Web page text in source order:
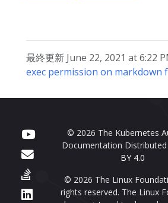
最終更新 June 22, 2021 at 6:22
exec permission on markdown
© 2026 The Kubernetes
Documentation
BY 4.0
© 2026 The Linux
rights reserved. The Linux